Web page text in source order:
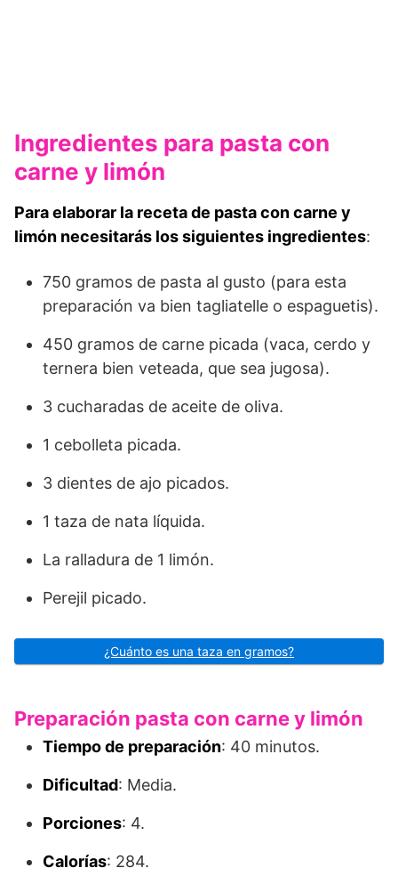
Ingredientes para pasta con
carne y limón
Para elaborar la receta de pasta con carne y
limón necesitarás los siguientes ingredientes:
750 gramos de pasta al gusto (para esta
preparación va bien tagliatelle o espaguetis).
450 gramos de carne picada (vaca, cerdo y
ternera bien veteada, que sea jugosa).
3 cucharadas de aceite de oliva.
1 cebolleta picada.
3 dientes de ajo picados.
1 taza de nata líquida.
La ralladura de 1 limón.
Perejil picado.
¿Cuánto es una taza en gramos?
Preparación pasta con carne y limón
Tiempo de preparación: 40 minutos.
Dificultad: Media.
Porciones: 4.
Calorías: 284.